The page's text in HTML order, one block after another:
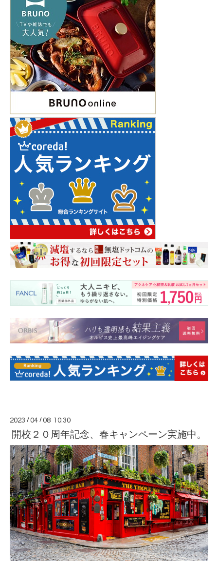
2023 /04 /08 10:30
開校２０周年記念、春キャンペーン実施中。